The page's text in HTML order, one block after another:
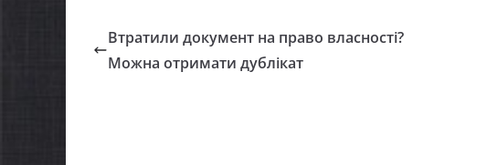
Втратили документ на право власності?
Можна отримати дублікат